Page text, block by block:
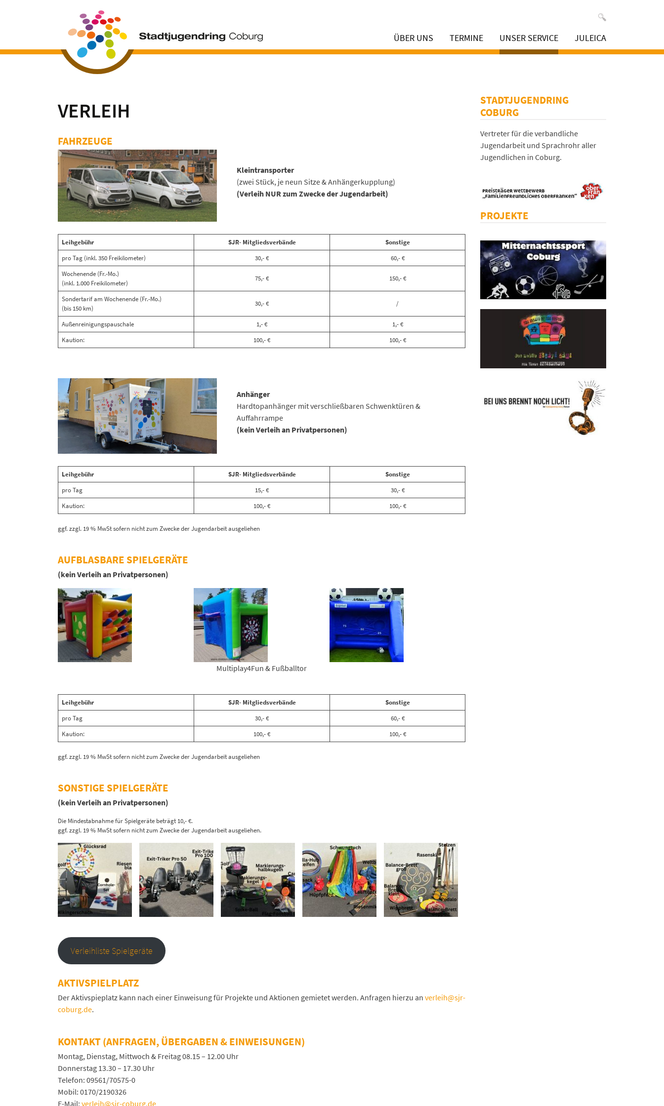
ÜBER UNS TERMINE UNSER SERVICE JULEICA
VERLEIH
FAHRZEUGE
Kleintransporter
(zwei Stück, je neun Sitze & Anhängerkupplung)
(Verleih NUR zum Zwecke der Jugendarbeit)
Leihgebühr SJR- Mitgliedsverbände
Sonstige
pro Tag (inkl. 350 Freikilometer)
30,- €
60,- €
Wochenende (Fr.-Mo.)
(inkl. 1.000 Freikilometer)
75,- € 150,- €
Sondertarif am Wochenende (Fr.-Mo.)
(bis 150 km)
30,- € /
Außenreinigungspauschale 1,- €
1,- €
Kaution:
100,- € 100,- €
Anhänger
Hardtopanhänger mit verschließbaren Schwenktüren &
Auffahrrampe
(kein Verleih an Privatpersonen)
Leihgebühr SJR- Mitgliedsverbände
Sonstige
pro Tag
15,- €
30,- €
Kaution:
100,- € 100,- €
ggf. zzgl. 19 % MwSt sofern nicht zum Zwecke der Jugendarbeit ausgeliehen
AUFBLASBARE SPIELGERÄTE
(kein Verleih an Privatpersonen)
Multiplay4Fun & Fußballtor
Leihgebühr SJR- Mitgliedsverbände
Sonstige
pro Tag
30,- €
60,- €
Kaution:
100,- € 100,- €
ggf. zzgl. 19 % MwSt sofern nicht zum Zwecke der Jugendarbeit ausgeliehen
SONSTIGE SPIELGERÄTE
(kein Verleih an Privatpersonen)
Die Mindestabnahme für Spielgeräte beträgt 10,- €.
ggf. zzgl. 19 % MwSt sofern nicht zum Zwecke der Jugendarbeit ausgeliehen.
Verleihliste Spielgeräte
AKTIVSPIELPLATZ
Der Aktivspieplatz kann nach einer Einweisung für Projekte und Aktionen gemietet werden. Anfragen hierzu an verleih@sjr-
coburg.de.
KONTAKT (ANFRAGEN, ÜBERGABEN & EINWEISUNGEN)
Montag, Dienstag, Mittwoch & Freitag 08.15 – 12.00 Uhr
Donnerstag 13.30 – 17.30 Uhr
Telefon: 09561/70575-0
Mobil: 0170/2190326
E-Mail: verleih@sjr-coburg.de
STADTJUGENDRING
COBURG
Vertreter für die verbandliche
Jugendarbeit und Sprachrohr aller
Jugendlichen in Coburg.
PROJEKTE